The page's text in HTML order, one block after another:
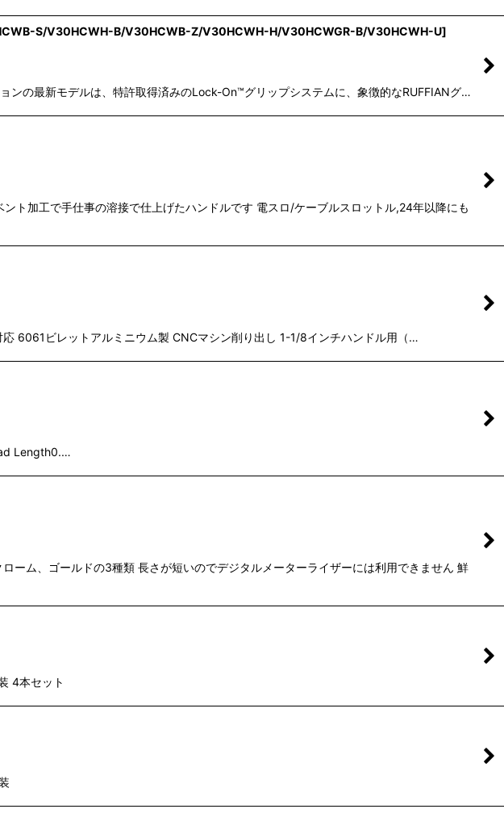
S/V30HCWH-B/V30HCWB-Z/V30HCWH-H/V30HCWGR-B/V30HCWH-U]
ンの最新モデルは、特許取得済みのLock-On™グリップシステムに、象徴的なRUFFIANグ…
ト加工で手仕事の溶接で仕上げたハンドルです 電スロ/ケーブルスロットル,24年以降にも
6061ビレットアルミニウム製 CNCマシン削り出し 1-1/8インチハンドル用（…
Length0.…
ーム、ゴールドの3種類 長さが短いのでデジタルメーターライザーには利用できません 鮮
4本セット